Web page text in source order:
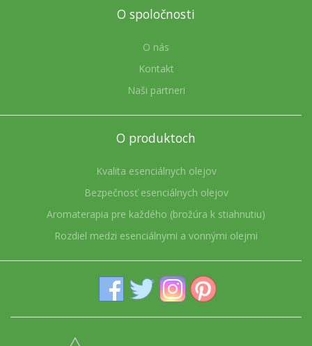
O spoločnosti
O nás
Kontakt
Naši partneri
O produktoch
Kvalita esenciálnych olejov
Bezpečnosť esenciálnych olejov
Aromaterapia pre každého (brožúra k stiahnutiu)
Rozdiel medzi esenciálnymi a vonnými olejmi